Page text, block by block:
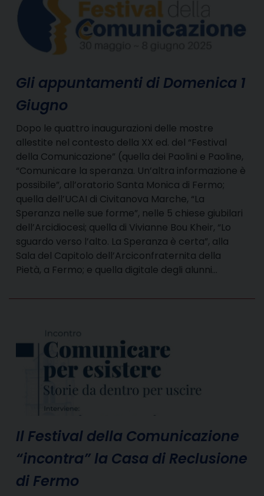
Gli appuntamenti di Domenica 1
Giugno
Dopo le quattro inaugurazioni delle mostre
allestite nel contesto della XX ed. del “Festival
della Comunicazione” (quella dei Paolini e Paoline,
“Comunicare la speranza. Un’altra informazione è
possibile”, all’oratorio Santa Monica di Fermo;
quella dell’UCAI di Civitanova Marche, “La
Speranza nelle sue forme”, nelle 5 chiese giubilari
dell’Arcidiocesi; quella di Vivianne Bou Kheir, “Lo
sguardo verso l’alto. La Speranza è certa”, alla
Sala del Capitolo dell’Arciconfraternita della
Pietà, a Fermo; e quella digitale degli alunni…
Il Festival della Comunicazione
“incontra” la Casa di Reclusione
di Fermo